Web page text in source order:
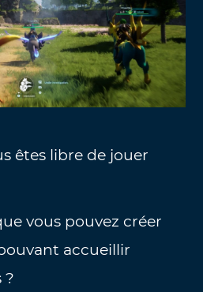
êtes libre de jouer
vous pouvez créer
accueillir
?